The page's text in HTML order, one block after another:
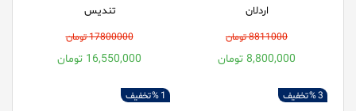
تندیس
17800000 تومان
16,550,000 تومان
اردلان
8811000 تومان
8,800,000 تومان
1 % تخفیف 3 % تخفیف